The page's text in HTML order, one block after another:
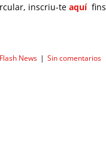
inscriu-te aquífins
Flash News | Sin comentarios